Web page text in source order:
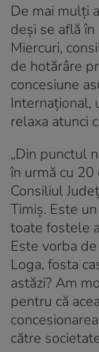
De mai mulți
deși se află în
Miercuri,
de hotărâre
concesiune
Internațional,
relaxa atunci
„Din punctul
în urmă cu
Consiliul
Timiș. Este
toate fostele
Este vorba
Loga, fosta
astăzi? Am
pentru că
către